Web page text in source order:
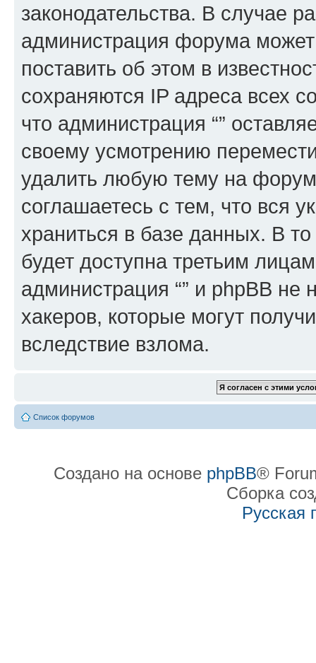
законодательства. В случае
администрация форума
поставить об этом в
сохраняются IP адреса всех
что администрация “”
своему усмотрению
удалить любую тему на
соглашаетесь с тем, что вся
храниться в базе данных. В
будет доступна третьим
администрация “” и phpBB не
хакеров, которые могут
вследствие взлома.
Список форумов
Создано на основе phpBB®
Сборка
Русская